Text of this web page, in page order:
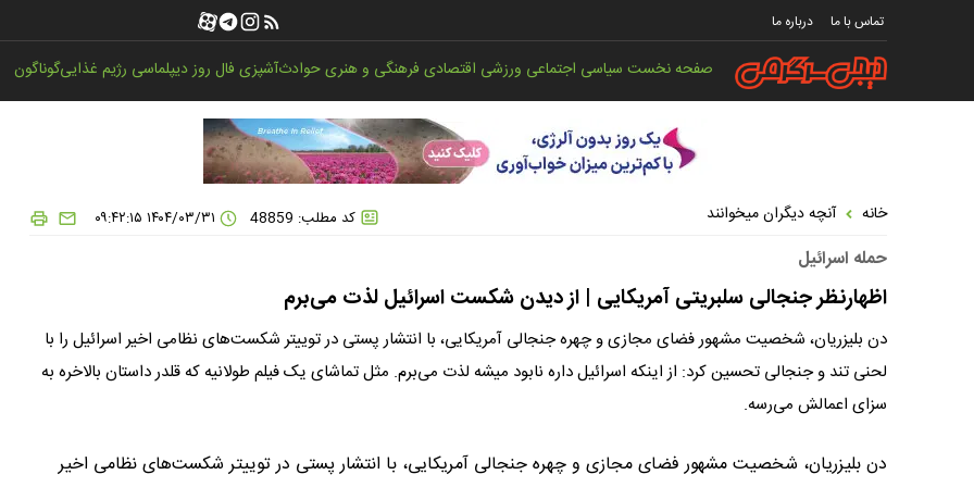
تماس با ما درباره ما
صفحه نخستسیاسی اجتماعی ورزشی اقتصادیفرهنگی و هنریحوادثآشپزیفال روزدیپلماسی رژیم غذاییگوناگون
خانه آنچه دیگران میخوانند کد مطلب: 48859
حمله اسرائیل
اظهارنظر جنجالی سلبریتی آمریکایی | از دیدن شکست اسرائیل لذت می‌برم
دن بلیزریان، شخصیت مشهور فضای مجازی و چهره جنجالی آمریکایی، با انتشار پستی در توییتر شکست‌های نظامی اخیر اسرائیل را با
لحنی تند و جنجالی تحسین کرد: از اینکه اسرائیل داره نابود میشه لذت می‌برم. مثل تماشای یک فیلم طولانیه که قلدر داستان بالاخره به
سزای اعمالش می‌رسه.
دن بلیزریان، شخصیت مشهور فضای مجازی و چهره جنجالی آمریکایی، با انتشار پستی در توییتر شکست‌های نظامی اخیر